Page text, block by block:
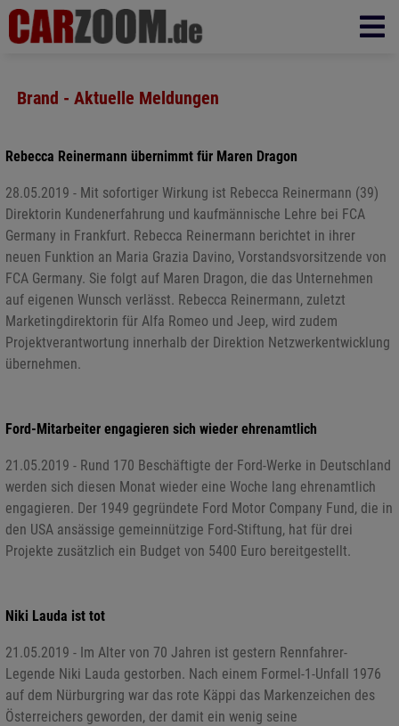
Brand - Aktuelle Meldungen
Rebecca Reinermann übernimmt für Maren Dragon
28.05.2019 - Mit sofortiger Wirkung ist Rebecca Reinermann (39)
Direktorin Kundenerfahrung und kaufmännische Lehre bei FCA
Germany in Frankfurt. Rebecca Reinermann berichtet in ihrer
neuen Funktion an Maria Grazia Davino, Vorstandsvorsitzende von
FCA Germany. Sie folgt auf Maren Dragon, die das Unternehmen
auf eigenen Wunsch verlässt. Rebecca Reinermann, zuletzt
Marketingdirektorin für Alfa Romeo und Jeep, wird zudem
Projektverantwortung innerhalb der Direktion Netzwerkentwicklung
übernehmen.
Ford-Mitarbeiter engagieren sich wieder ehrenamtlich
21.05.2019 - Rund 170 Beschäftigte der Ford-Werke in Deutschland
werden sich diesen Monat wieder eine Woche lang ehrenamtlich
engagieren. Der 1949 gegründete Ford Motor Company Fund, die in
den USA ansässige gemeinnützige Ford-Stiftung, hat für drei
Projekte zusätzlich ein Budget von 5400 Euro bereitgestellt.
Niki Lauda ist tot
21.05.2019 - Im Alter von 70 Jahren ist gestern Rennfahrer-
Legende Niki Lauda gestorben. Nach einem Formel-1-Unfall 1976
auf dem Nürburgring war das rote Käppi das Markenzeichen des
Österreichers geworden, der damit ein wenig seine